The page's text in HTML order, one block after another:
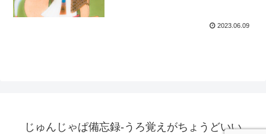
2023.06.09
じゅんじゃぱ備忘録-うろ覚えがちょうどいい